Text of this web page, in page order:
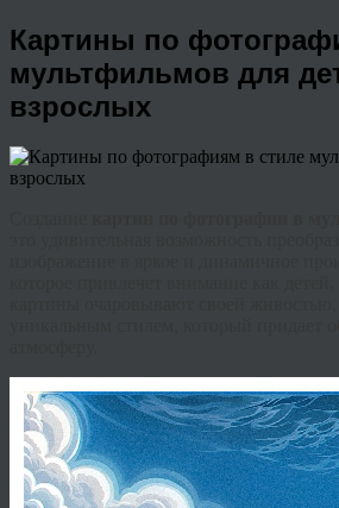
Картины по
мультфильмов для
взрослых